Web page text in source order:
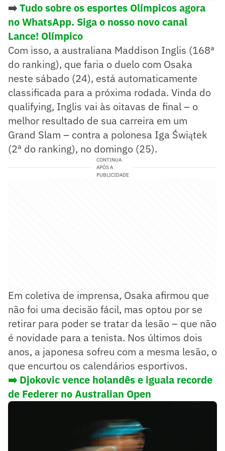
➡️Tudo sobre os esportes Olímpicos agora
no WhatsApp. Siga o nosso novo canal
Lance! Olímpico
Com isso, a australiana Maddison Inglis (168ª
do ranking), que faria o duelo com Osaka
neste sábado (24), está automaticamente
classificada para a próxima rodada. Vinda do
qualifying, Inglis vai às oitavas de final – o
melhor resultado de sua carreira em um
Grand Slam – contra a polonesa Iga Świątek
(2ª do ranking), no domingo (25).
CONTINUA
APÓS A
PUBLICIDADE
Em coletiva de imprensa, Osaka afirmou que
não foi uma decisão fácil, mas optou por se
retirar para poder se tratar da lesão – que não
é novidade para a tenista. Nos últimos dois
anos, a japonesa sofreu com a mesma lesão, o
que encurtou os calendários esportivos.
➡️ Djokovic vence holandês e iguala recorde
de Federer no Australian Open